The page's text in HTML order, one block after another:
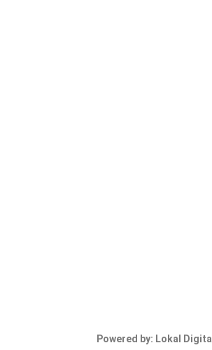
Powered by: Lokal Digital